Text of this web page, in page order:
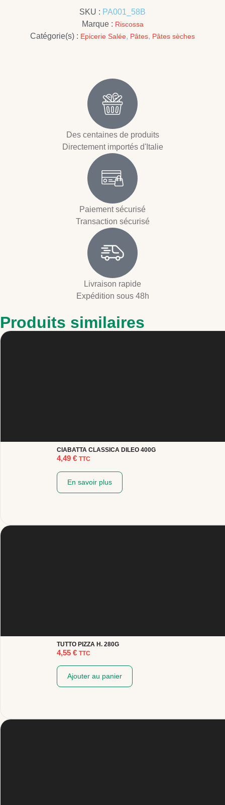
SKU : PA001_58B
Marque : Riscossa
Catégorie(s) : Epicerie Salée, Pâtes, Pâtes sèches
Des centaines de produits
Directement importés d'Italie
Paiement sécurisé
Transaction sécurisé
Livraison rapide
Expédition sous 48h
Produits similaires
CIABATTA CLASSICA DILEO 400G
4,49 € TTC
En savoir plus
TUTTO PIZZA H. 280G
4,55 € TTC
Ajouter au panier